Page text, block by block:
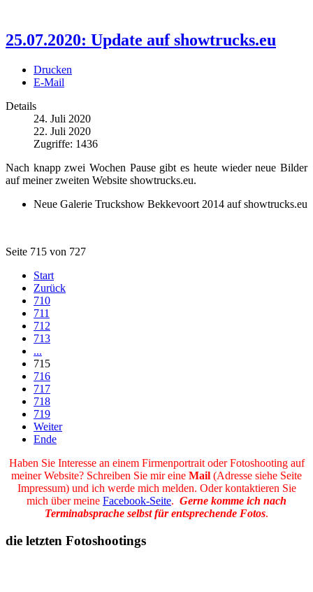
25.07.2020: Update auf showtrucks.eu
Drucken
E-Mail
Details
24. Juli 2020
22. Juli 2020
Zugriffe: 1436
Nach knapp zwei Wochen Pause gibt es heute wieder neue Bilder
auf meiner zweiten Website showtrucks.eu.
Neue Galerie Truckshow Bekkevoort 2014 auf showtrucks.eu
Seite 715 von 727
Start
Zurück
710
711
712
713
...
715
716
717
718
719
Weiter
Ende
Haben Sie Interesse an einem Firmenportrait oder Fotoshooting auf
meiner Website? Schreiben Sie mir eine Mail (Adresse siehe Seite
Impressum) und ich werde mich melden. Oder kontaktieren Sie
mich über meine Facebook-Seite. Gerne komme ich nach
Terminabsprache selbst für entsprechende Fotos.
die letzten Fotoshootings